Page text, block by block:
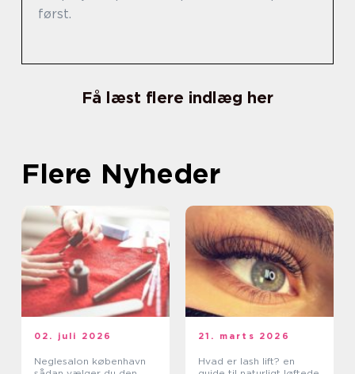
først.
Få læst flere indlæg her
Flere Nyheder
02. juli 2026
Neglesalon københavn
21. marts 2026
Hvad er lash lift? en